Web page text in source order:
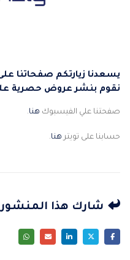
يسعدنا زيارتكم صفحاتنا
نقوم بنشر عروض حصرية على
صفحتنا علي الفيسبوك هنا.
حسابنا على تويتر هنا.
شارك هذا المنشور